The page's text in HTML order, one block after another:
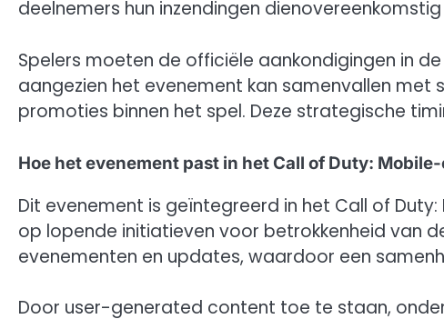
deelnemers hun inzendingen dienovereenkomstig
Spelers moeten de officiële aankondigingen in
aangezien het evenement kan samenvallen
promoties binnen het spel. Deze strategische
Hoe het evenement past in het Call of Duty:
Dit evenement is geïntegreerd in het Call of
op lopende initiatieven voor betrokkenheid van
evenementen en updates, waardoor een
Door user-generated content toe te staan,